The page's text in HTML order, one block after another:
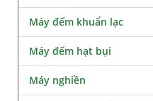
Máy đếm khuẩn lạc
Máy đếm hạt bụi
Máy nghiền